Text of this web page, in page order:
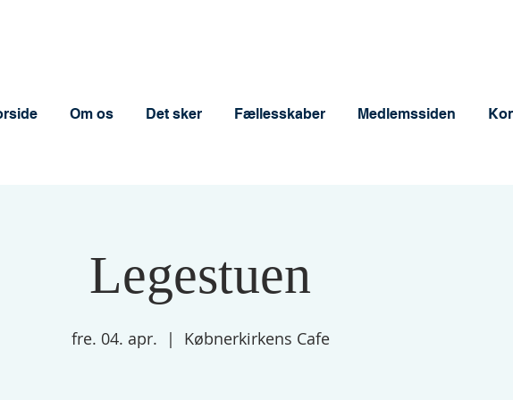
Om os Det sker Fællesskaber Medlemssiden
Legestuen
fre. 04. apr.
  |
Købnerkirkens Cafe